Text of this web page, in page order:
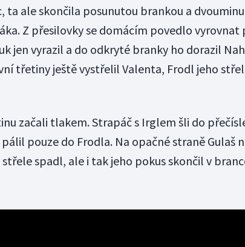
ta ale skončila posunutou brankou a
Z přesilovky se domácím povedlo vyrovnat
jen vyrazil a do odkryté branky ho dorazil
třetiny ještě vystřelil Valenta, Frodl jeho
začali tlakem. Strapáč s Irglem šli do
pouze do Frodla. Na opačné straně Gulaš
spadl, ale i tak jeho pokus skončil v